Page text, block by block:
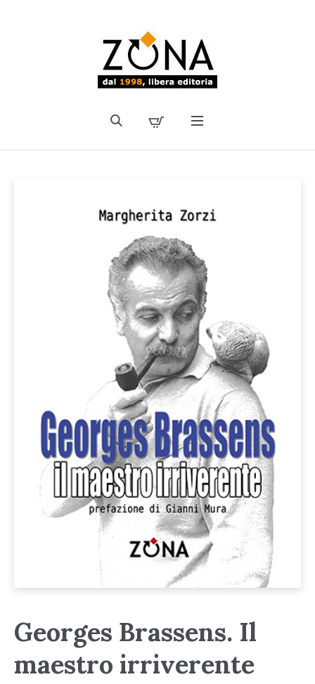
Georges Brassens. Il
maestro irriverente